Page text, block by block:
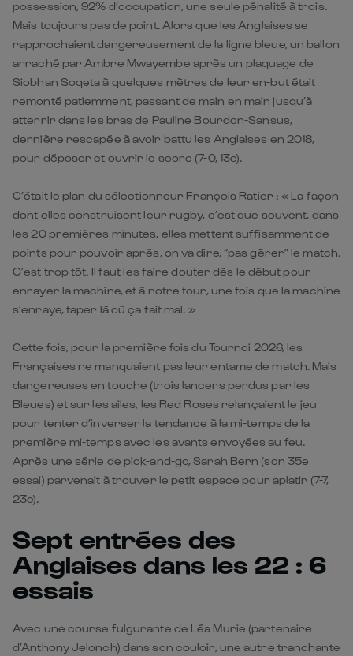
possession, 92% d’occupation, une seule pénalité à trois.
Mais toujours pas de point. Alors que les Anglaises se
rapprochaient dangereusement de la ligne bleue, un ballon
arraché par Ambre Mwayembe après un plaquage de
Siobhan Soqeta à quelques mètres de leur en-but était
remonté patiemment, passant de main en main jusqu’à
atterrir dans les bras de Pauline Bourdon-Sansus,
dernière rescapée à avoir battu les Anglaises en 2018,
pour déposer et ouvrir le score (7-0, 13e).
C’était le plan du sélectionneur François Ratier : « La façon
dont elles construisent leur rugby, c’est que souvent, dans
les 20 premières minutes, elles mettent suffisamment de
points pour pouvoir après, on va dire, “pas gérer” le match.
C’est trop tôt. Il faut les faire douter dès le début pour
enrayer la machine, et à notre tour, une fois que la machine
s’enraye, taper là où ça fait mal. »
Cette fois, pour la première fois du Tournoi 2026, les
Françaises ne manquaient pas leur entame de match. Mais
dangereuses en touche (trois lancers perdus par les
Bleues) et sur les ailes, les Red Roses relançaient le jeu
pour tenter d’inverser la tendance à la mi-temps de la
première mi-temps avec les avants envoyées au feu.
Après une série de pick-and-go, Sarah Bern (son 35e
essai) parvenait à trouver le petit espace pour aplatir (7-7,
23e).
Sept entrées des
Anglaises dans les 22 : 6
essais
Avec une course fulgurante de Léa Murie (partenaire
d’Anthony Jelonch) dans son couloir, une autre tranchante